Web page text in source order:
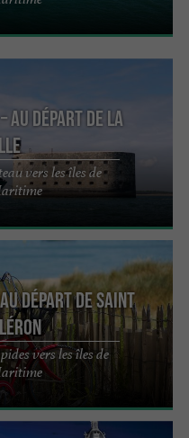
Au départ de La
vers les îles de
départ de Saint
vers les îles de